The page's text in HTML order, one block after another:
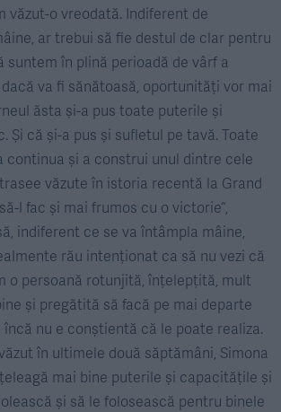
văzut-o vreodată. Indiferent de
ar trebui să fie destul de clar pentru
suntem în plină perioadă de vârf a
va fi sănătoasă, oportunități vor mai
ăsta și-a pus toate puterile și
Și că și-a pus și sufletul pe tavă. Toate
continua și a construi unul dintre cele
văzute în istoria recentă la Grand
l fac și mai frumos cu o victorie“,
indiferent ce se va întâmpla mâine,
rău intenționat ca să nu vezi că
o persoană rotunjită, înțelepțită, mult
și pregătită să facă pe mai departe
nu e conștientă că le poate realiza.
în ultimele două săptămâni, Simona
mai bine puterile și capacitățile și
și să le folosească pentru binele